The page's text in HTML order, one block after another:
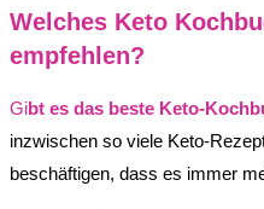
Welches Keto
empfehlen?
Gibt es das beste Keto-
inzwischen so viele Keto-
beschäftigen, dass es immer